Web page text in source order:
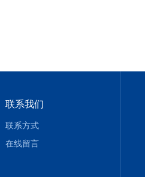
联系我们
联系方式
在线留言